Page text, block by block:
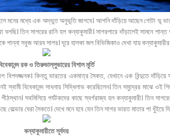
মনের মধ্যে এক অদ্ভুত অনুভূতি জাগবে। আপনি দাঁড়িয়ে আছেন গোটা ভূ
তিন সাগরের রানি হল কন্যাকুমারী। সাগরপারে দাঁড়ালেই সামনে
পান্না সবুজ আরব সাগর। দূরে হালকা জল বিভিজিকাও দেখা যায় কন্যাকুমারীর
রক ও তিরুভাল্লুভারের বিশাল মূর্তি
কিন্তু ভারতের একমাত্র সৈকত, যেখানে এক বিন্দুতে দাঁড়িয়ে
স্বামী বিবেকানন্দ সাধনায় সিদ্ধিলাভ করেছিলেন। তিন সমুদ্রের মাঝে ওই
সবমিলিয়ে পর্যটকদের কাছে স্বর্গরাজ্য হল কন্যাকুমারী। তিন
ঘেরা সৈকতে। দেখে মনে হবে যেন তিন সাগর ভারত মাতার পা ধুঁইয়ে
কন্যাকুমারীতে সূর্যদয়